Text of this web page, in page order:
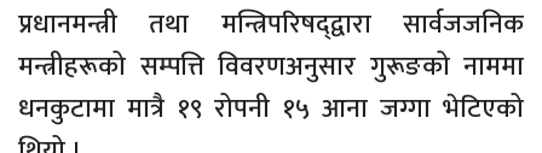
प्रधानमन्त्री तथा मन्त्रिपरिषद्‍द्वारा सार्वजजनिक
मन्त्रीहरूको सम्पत्ति विवरणअनुसार गुरूङको नाममा
धनकुटामा मात्रै १९ रोपनी १५ आना जग्गा भेटिएको